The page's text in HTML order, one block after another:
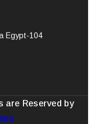
Egypt-104
are Reserved by